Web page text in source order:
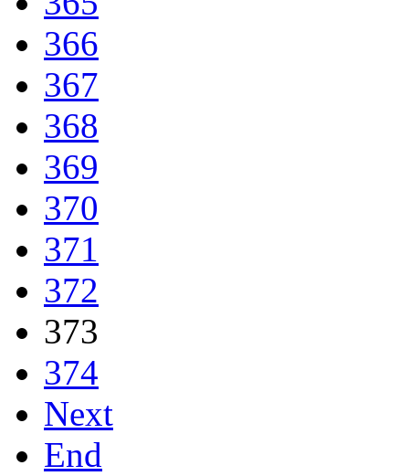
366
367
368
369
370
371
372
373
374
Next
End